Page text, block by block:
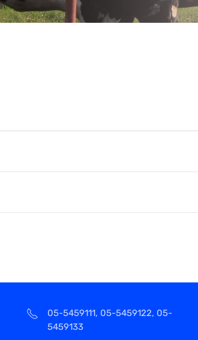
05-5459111, 05-5459122, 05-
5459133